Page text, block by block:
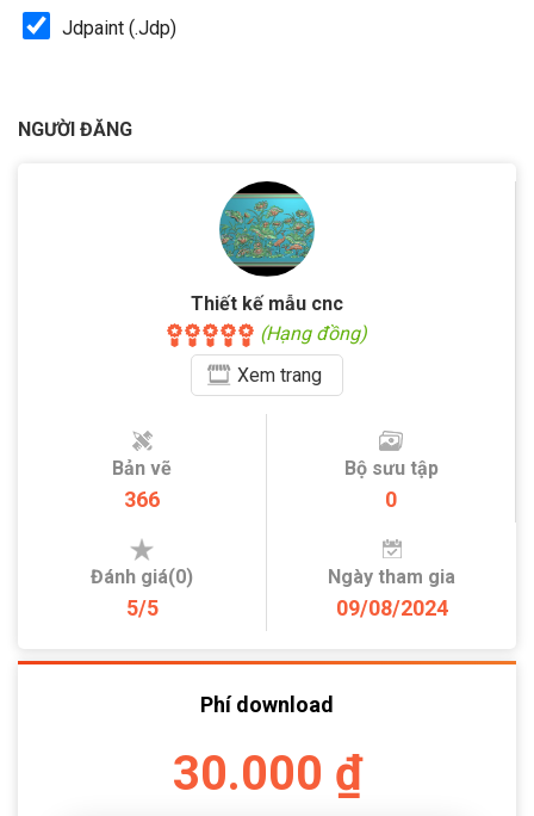
Jdpaint (.Jdp)
NGƯỜI ĐĂNG
Thiết kế mẫu cnc
(Hạng đồng)
Xemtrang
Bản vẽ
366
Bộ sưu tập
0
Đánh giá(0)
5/5
Ngày tham gia
09/08/2024
Phí download
30.000 ₫